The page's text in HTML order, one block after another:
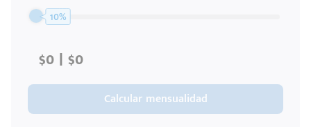
10%
Calcular mensualidad